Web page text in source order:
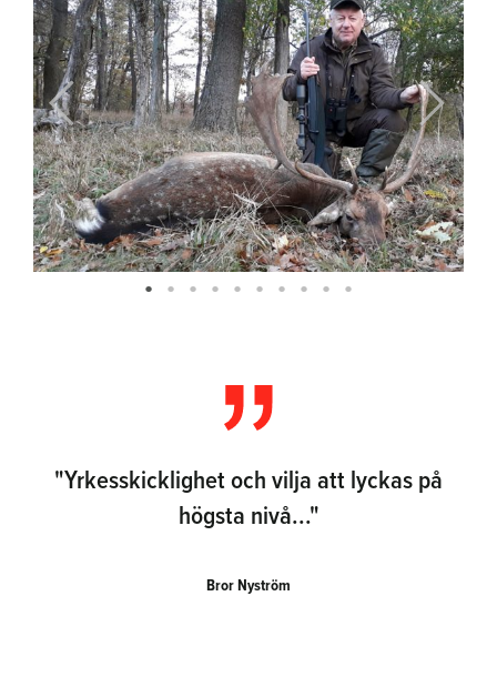
Previous Next
"Yrkesskicklighet och vilja att lyckas på
högsta nivå..."
Bror Nyström